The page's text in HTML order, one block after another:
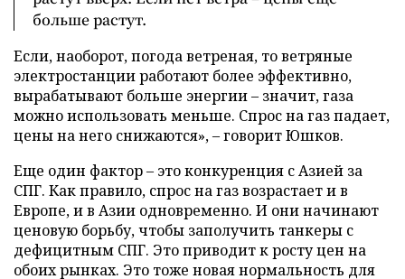
больше растут.
Если, наоборот, погода ветреная, то ветряные
электростанции работают более эффективно,
вырабатывают больше энергии – значит, газа
можно использовать меньше. Спрос на газ падает,
цены на него снижаются», – говорит Юшков.
Еще один фактор – это конкуренция с Азией за
СПГ. Как правило, спрос на газ возрастает и в
Европе, и в Азии одновременно. И они начинают
ценовую борьбу, чтобы заполучить танкеры с
дефицитным СПГ. Это приводит к росту цен на
обоих рынках. Это тоже новая нормальность для